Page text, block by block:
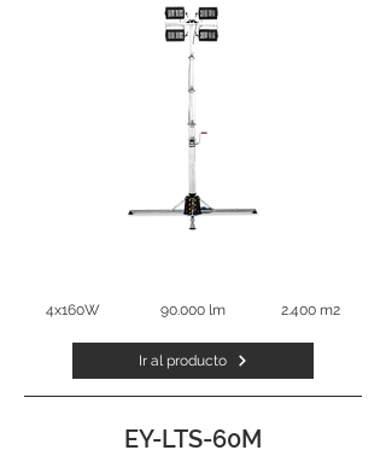
4x160W 90.000 lm 2.400 m2
Ir al producto
EY-LTS-60M